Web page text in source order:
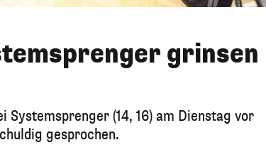
grinsen
(14, 16) am Dienstag vor
gesprochen.